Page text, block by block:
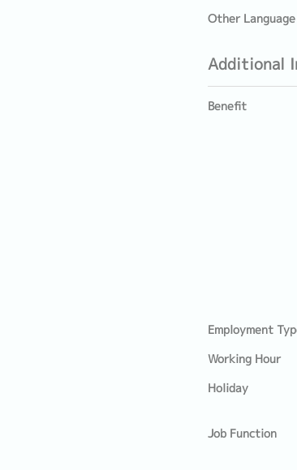
Other Language
Additional
Benefit
Employment
Working Hour
Holiday
Job Function